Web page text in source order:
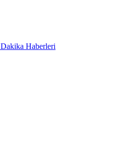
Haberleri